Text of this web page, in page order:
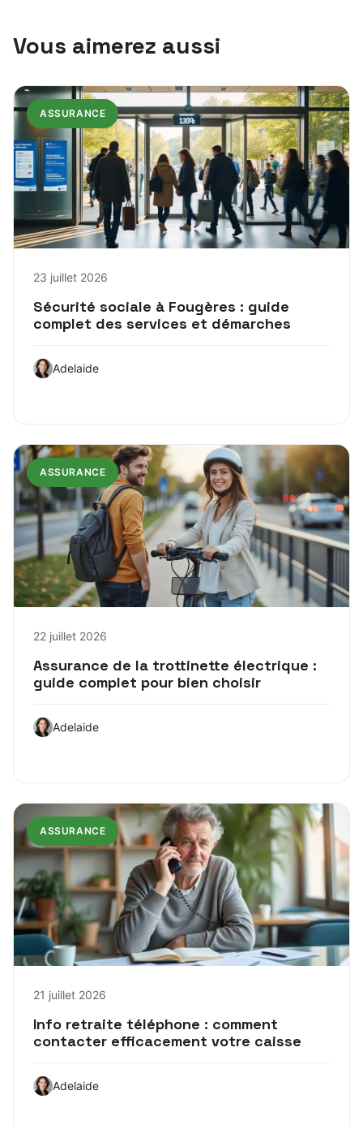
Vous aimerez aussi
ASSURANCE
23 juillet 2026
Sécurité sociale à Fougères : guide
complet des services et démarches
Adelaide
ASSURANCE
22 juillet 2026
Assurance de la trottinette électrique :
guide complet pour bien choisir
Adelaide
ASSURANCE
21 juillet 2026
Info retraite téléphone : comment
contacter efficacement votre caisse
Adelaide